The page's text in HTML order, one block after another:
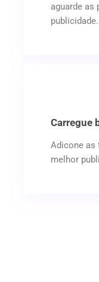
aguarde as
publicidade.
Carregue
Adicone as
melhor